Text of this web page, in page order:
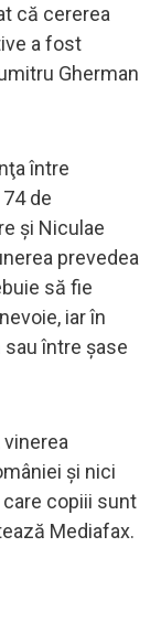
că cererea
a fost
Gherman
între
de
şi Niculae
prevedea
să fie
iar în
între șase
şi nici
copiii sunt
Mediafax.